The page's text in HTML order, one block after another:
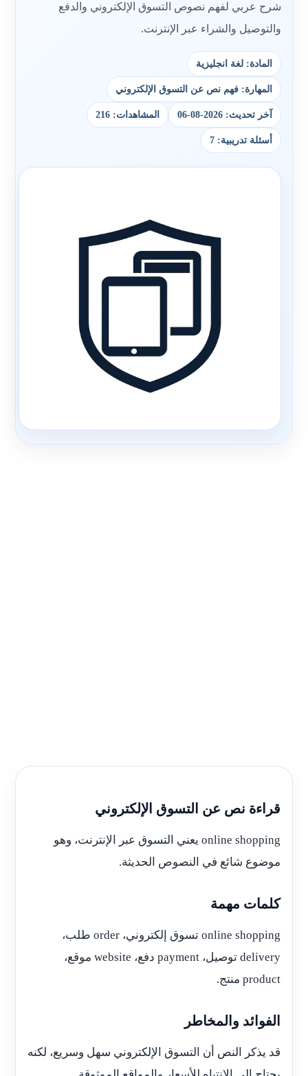
شرح عربي لفهم نصوص التسوق الإلكتروني والدفع
والتوصيل والشراء عبر الإنترنت.
المادة: لغة انجليزية
المهارة: فهم نص عن التسوق الإلكتروني
آخر تحديث: 2026-08-06 المشاهدات: 216
أسئلة تدريبية: 7
قراءة نص عن التسوق الإلكتروني
online shopping يعني التسوق عبر الإنترنت، وهو
موضوع شائع في النصوص الحديثة.
كلمات مهمة
online shopping تسوق إلكتروني، order طلب،
delivery توصيل، payment دفع، website موقع،
product منتج.
الفوائد والمخاطر
قد يذكر النص أن التسوق الإلكتروني سهل وسريع، لكنه